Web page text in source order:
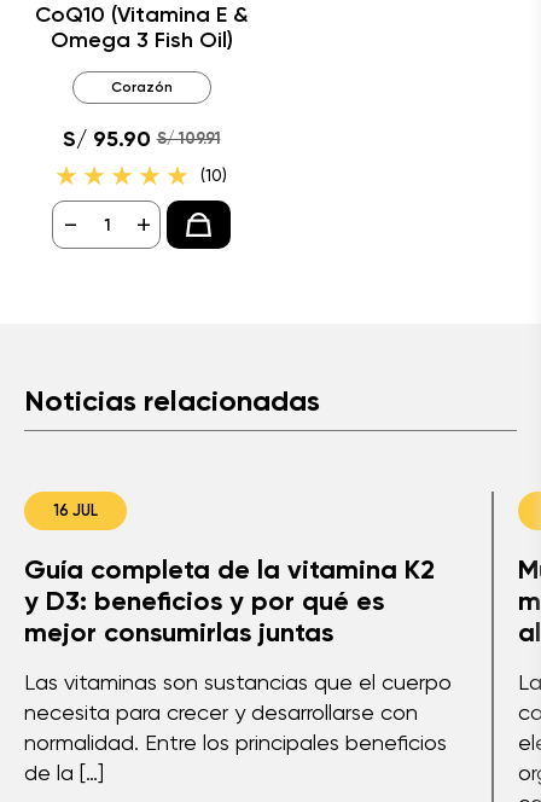
CoQ10 (Vitamina E &
Omega 3 Fish Oil)
Corazón
S/ 95.90 S/ 109.91
(10)
- +
Noticias relacionadas
Guía completa de la vitamina K2
y D3: beneficios y por qué es
mejor consumirlas juntas
Las vitaminas son sustancias que el cuerpo
necesita para crecer y desarrollarse con
normalidad. Entre los principales beneficios
de la […]
16 JUL